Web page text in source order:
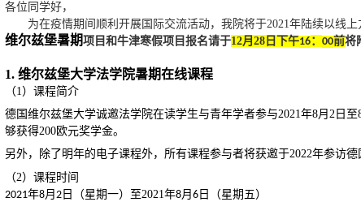
各位同学好，
为在疫情期间顺利开展国际交流活动，我院将于2021年陆续以线
维尔兹堡暑期项目和牛津寒假项目报名请于12月 28日下午16： 00前将
1. 维尔兹堡大学法学院暑期在线课程
（1）课程简介
德国维尔兹堡大学诚邀法学院在读学生与青年学者参与2021年8月2日
够获得200欧元奖学金。
另外，除了明年的电子课程外，所有课程参与者将获邀于2022年参访德
（2）课程时间
2021年8月 2 日 （星期一） 至2021年8月 6 日
（星期五）